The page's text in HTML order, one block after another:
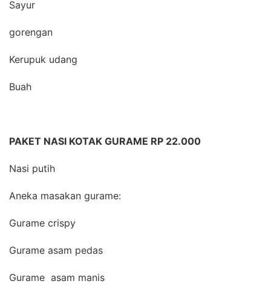
Sayur
gorengan
Kerupuk udang
Buah
PAKET NASI KOTAK GURAME RP 22.000
Nasi putih
Aneka masakan gurame:
Gurame crispy
Gurame asam pedas
Gurame asam manis